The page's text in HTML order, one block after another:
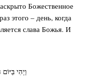
Божественное
этого – день, когда
слава Божья. И
וַיְהִי